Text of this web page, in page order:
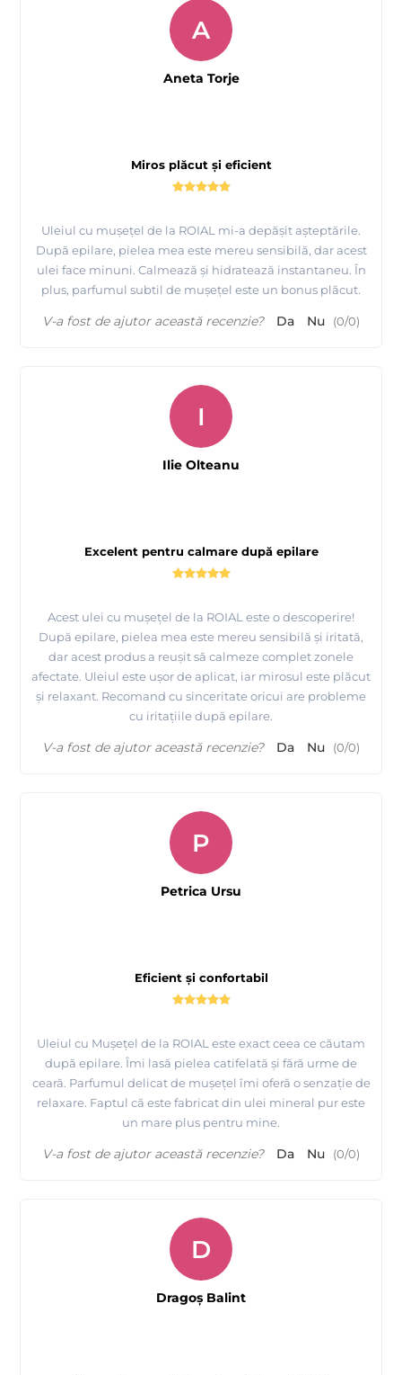
Miros plăcut și eficient
Uleiul cu mușețel de la ROIAL mi-a depășit așteptările.
După epilare, pielea mea este mereu sensibilă, dar acest
ulei face minuni. Calmează și hidratează instantaneu. În
plus, parfumul subtil de mușețel este un bonus plăcut.
A
Aneta Torje
V-a fost de ajutor această recenzie? Da Nu (0/0)
Excelent pentru calmare după epilare
Acest ulei cu mușețel de la ROIAL este o descoperire!
După epilare, pielea mea este mereu sensibilă și iritată,
dar acest produs a reușit să calmeze complet zonele
afectate. Uleiul este ușor de aplicat, iar mirosul este plăcut
și relaxant. Recomand cu sinceritate oricui are probleme
cu iritațiile după epilare.
I
Ilie Olteanu
V-a fost de ajutor această recenzie? Da Nu (0/0)
Eficient și confortabil
Uleiul cu Mușețel de la ROIAL este exact ceea ce căutam
după epilare. Îmi lasă pielea catifelată și fără urme de
ceară. Parfumul delicat de mușețel îmi oferă o senzație de
relaxare. Faptul că este fabricat din ulei mineral pur este
un mare plus pentru mine.
P
Petrica Ursu
V-a fost de ajutor această recenzie? Da Nu (0/0)
D
Dragoș Balint